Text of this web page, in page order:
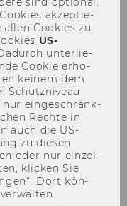
ak­zep­tie­
Coo­kies zu.
US-​
un­ter­lie­
Coo­kie er­ho­
kei­nem dem
Schutz­ni­veau
nur ein­ge­schränk­
Rech­te in
auch die US-​
zu die­sen
oder nur ein­zel­
kli­cken Sie
Dort kön­